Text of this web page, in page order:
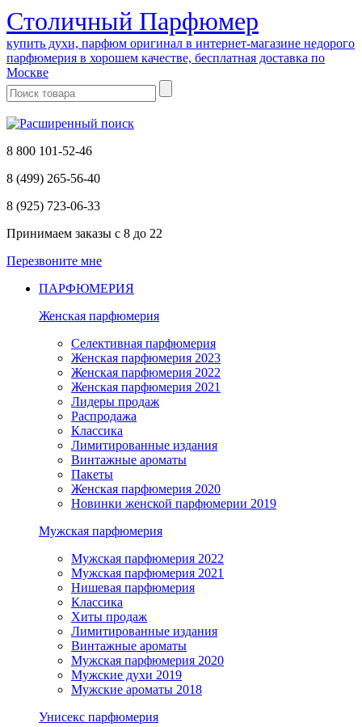
Cтоличный Парфюмер
купить духи, парфюм оригинал в интернет-магазине недорого
парфюмерия в хорошем качестве, бесплатная доставка по
Москве
8 800 101-52-46
8 (499) 265-56-40
8 (925) 723-06-33
Принимаем заказы с 8 до 22
Перезвоните мне
ПАРФЮМЕРИЯ
Женская парфюмерия
Селективная парфюмерия
Женская парфюмерия 2023
Женская парфюмерия 2022
Женская парфюмерия 2021
Лидеры продаж
Распродажа
Классика
Лимитированные издания
Винтажные ароматы
Пакеты
Женская парфюмерия 2020
Новинки женской парфюмерии 2019
Мужская парфюмерия
Мужская парфюмерия 2022
Мужская парфюмерия 2021
Нишевая парфюмерия
Классика
Хиты продаж
Лимитированные издания
Винтажные ароматы
Мужская парфюмерия 2020
Мужские духи 2019
Мужские ароматы 2018
Унисекс парфюмерия